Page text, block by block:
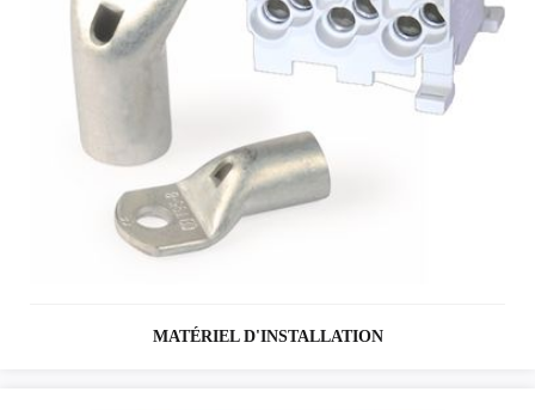
MATÉRIEL D'INSTALLATION